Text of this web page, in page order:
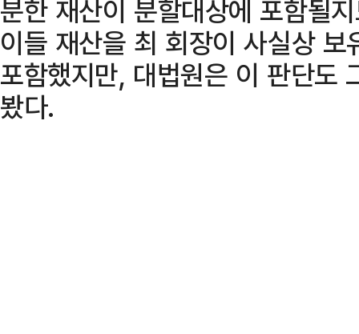
분한 재산이 분할대상에 포함될
이들 재산을 최 회장이 사실상
포함했지만, 대법원은 이 판단도
봤다.